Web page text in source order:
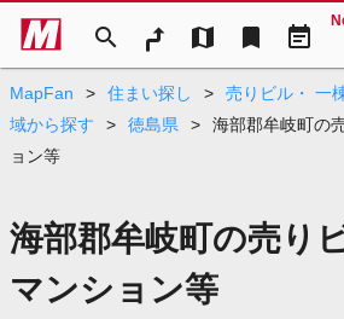
search map bookmark event_note
MapFan > 住まい探し > 売りビル・ 一
域から探す
> 徳島県 >
海部郡牟岐町の
ョン等
海部郡牟岐町の売り
マンション等